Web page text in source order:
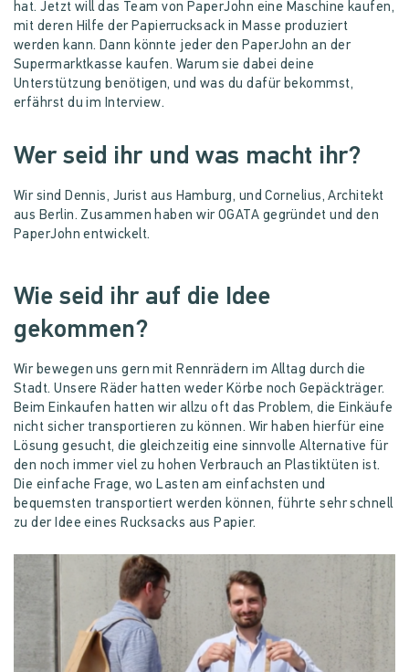
hat. Jetzt will das Team von PaperJohn eine Maschine kaufen,
mit deren Hilfe der Papierrucksack in Masse produziert
werden kann. Dann könnte jeder den PaperJohn an der
Supermarktkasse kaufen. Warum sie dabei deine
Unterstützung benötigen, und was du dafür bekommst,
erfährst du im Interview.
Wer seid ihr und was macht ihr?
Wir sind Dennis, Jurist aus Hamburg, und Cornelius, Architekt
aus Berlin. Zusammen haben wir OGATA gegründet und den
PaperJohn entwickelt.
Wie seid ihr auf die Idee
gekommen?
Wir bewegen uns gern mit Rennrädern im Alltag durch die
Stadt. Unsere Räder hatten weder Körbe noch Gepäckträger.
Beim Einkaufen hatten wir allzu oft das Problem, die Einkäufe
nicht sicher transportieren zu können. Wir haben hierfür eine
Lösung gesucht, die gleichzeitig eine sinnvolle Alternative für
den noch immer viel zu hohen Verbrauch an Plastiktüten ist.
Die einfache Frage, wo Lasten am einfachsten und
bequemsten transportiert werden können, führte sehr schnell
zu der Idee eines Rucksacks aus Papier.